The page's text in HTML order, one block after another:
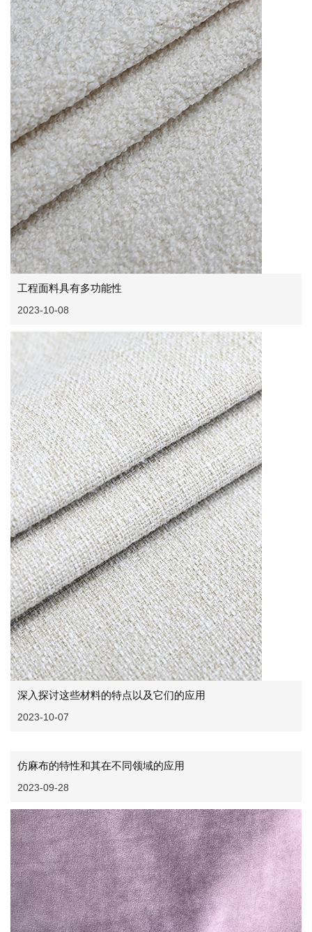
工程面料具有多功能性
2023-10-08
深入探讨这些材料的特点以及它们的应用
2023-10-07
仿麻布的特性和其在不同领域的应用
2023-09-28